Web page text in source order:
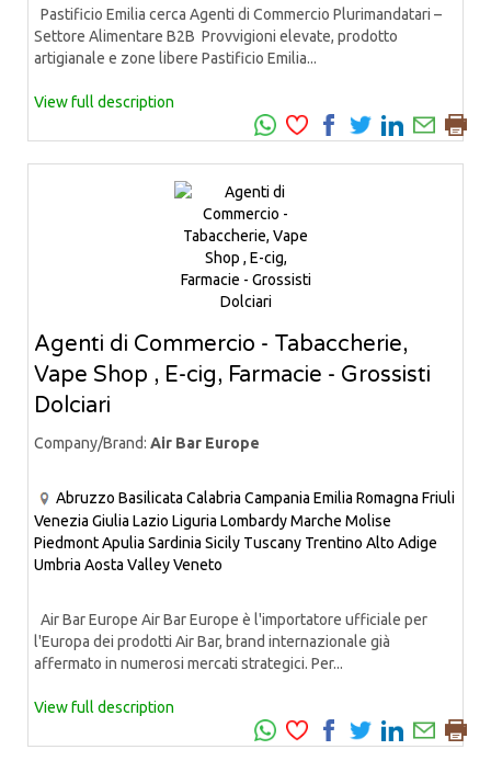
Pastificio Emilia cerca Agenti di Commercio Plurimandatari –
Settore Alimentare B2B Provvigioni elevate, prodotto
artigianale e zone libere Pastificio Emilia...
View full description
Agenti di Commercio - Tabaccherie,
Vape Shop , E-cig, Farmacie - Grossisti
Dolciari
Company/Brand: Air Bar Europe
Abruzzo Basilicata Calabria Campania Emilia Romagna Friuli
Venezia Giulia Lazio Liguria LombardyMarche Molise
PiedmontApulia Sardinia Sicily Tuscany Trentino Alto Adige
Umbria Aosta ValleyVeneto
Air Bar Europe Air Bar Europe è l'importatore ufficiale per
l'Europa dei prodotti Air Bar, brand internazionale già
affermato in numerosi mercati strategici. Per...
View full description